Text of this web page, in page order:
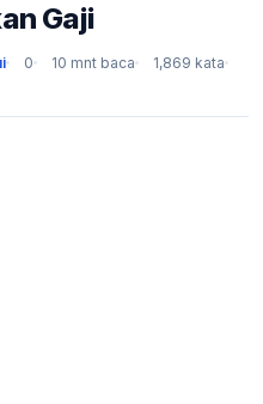
Gaji
0 10 mnt baca
1,869 kata